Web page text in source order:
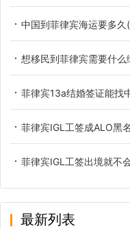
中国到菲律宾海运要多久
想移民到菲律宾需要什么
菲律宾13a结婚签证能找
菲律宾IGL工签成ALO黑
菲律宾IGL工签出境就不
最新列表